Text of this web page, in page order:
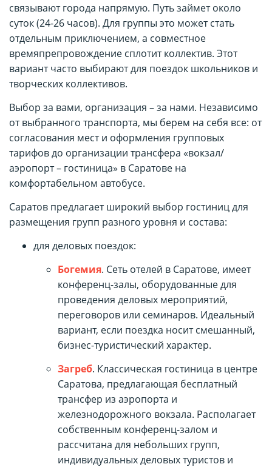
связывают города напрямую. Путь займет около
суток (24-26 часов). Для группы это может стать
отдельным приключением, а совместное
времяпрепровождение сплотит коллектив. Этот
вариант часто выбирают для поездок школьников и
творческих коллективов.
Выбор за вами, организация – за нами. Независимо
от выбранного транспорта, мы берем на себя все: от
согласования мест и оформления групповых
тарифов до организации трансфера «вокзал/
аэропорт – гостиница» в Саратове на
комфортабельном автобусе.
Саратов предлагает широкий выбор гостиниц для
размещения групп разного уровня и состава:
для деловых поездок:
Богемия. Сеть отелей в Саратове, имеет
конференц-залы, оборудованные для
проведения деловых мероприятий,
переговоров или семинаров. Идеальный
вариант, если поездка носит смешанный,
бизнес-туристический характер.
Загреб. Классическая гостиница в центре
Саратова, предлагающая бесплатный
трансфер из аэропорта и
железнодорожного вокзала. Располагает
собственным конференц-залом и
рассчитана для небольших групп,
индивидуальных деловых туристов и